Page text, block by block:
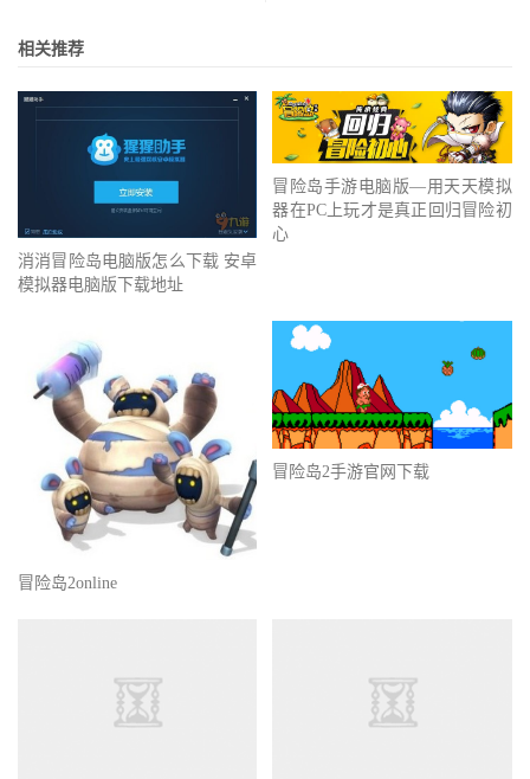
相关推荐
消消冒险岛电脑版怎么下载 安卓
模拟器电脑版下载地址
冒险岛手游电脑版—用天天模拟
器在PC上玩才是真正回归冒险初
心
冒险岛2online
冒险岛2手游官网下载